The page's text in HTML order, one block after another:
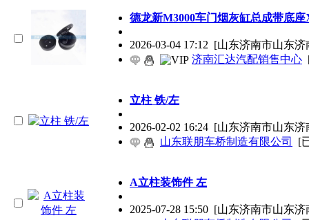
德龙新M3000车门烟灰缸总成带底
2026-03-04 17:12 [山东济南市山东
济南汇达汽配销售中心
立柱 铁/左
2026-02-02 16:24 [山东济南市山东
山东联朋车桥制造有限公司
[
A立柱装饰件 左
2025-07-28 15:50 [山东济南市山东